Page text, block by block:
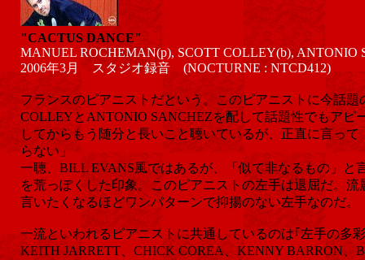
"CACTUS DANCE"
MANUEL ROCHEMAN(p), SCOTT COLLEY(b), ANTONIO
2006年3月 スタジオ録音 (NOCTURNE : NTCD412)
フランスのピアニストだという。このピアニストに今話題
COLLEYとANTONIO SANCHEZを配して話題性でもアピ
してからもう随分と長いこと聴いているが、正直に言っ
らない」
一聴、BILL EVANS風ではあるが、「似て非なるもの」と
を荒っぽくした印象。このピアニストの左手は退屈だ。
言いたくなるほどワンパターンで抑揚のない左手なのだ。
一流といわれるピアニストに共通しているのは｢左手の多
KEITH JARRETT、CHICK COREA、KENNY BARRON、